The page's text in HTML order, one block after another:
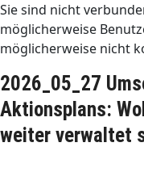
Sie sind nicht
möglicherweise
möglicherweise nicht
2026_05_27
Aktionsplans:
weiter verwaltet